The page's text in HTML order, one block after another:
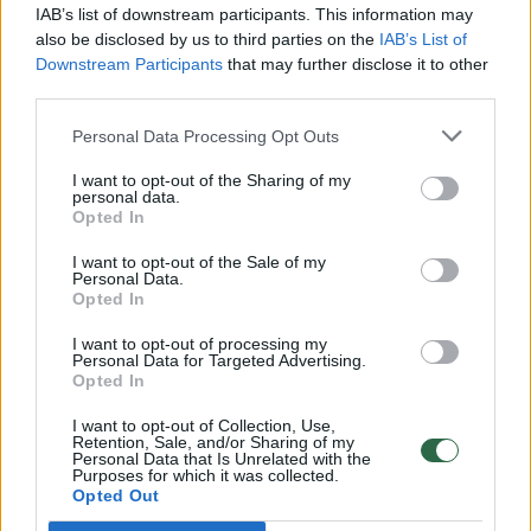
IAB’s list of downstream participants. This information may
also be disclosed by us to third parties on the IAB’s List of
Downstream Participants that may further disclose it to other
Personal Data Processing Opt Outs
I want to opt-out of the Sharing of my
personal data.
Opted In
I want to opt-out of the Sale of my
Personal Data.
Opted In
I want to opt-out of processing my
Personal Data for Targeted Advertising.
Opted In
I want to opt-out of Collection, Use,
Retention, Sale, and/or Sharing of my
Personal Data that Is Unrelated with the
Purposes for which it was collected.
Opted Out
Vaizdai iš tragiškos avarijos Vilniaus r.: dviejų moterų ir
vaiko gyvybių išgelbėti nepavyko
32 laipsnių šilumos
Žinios
Nufilmavo, kaip patvino Vilniaus Vakarinis aplinkkelis:
vaizdas pribloškia
Žinios | Lietuvos diena
00:00:55
Avarija Vilniuje: į stotelę įsirėžęs automobilis sužalojo
dvi moteris